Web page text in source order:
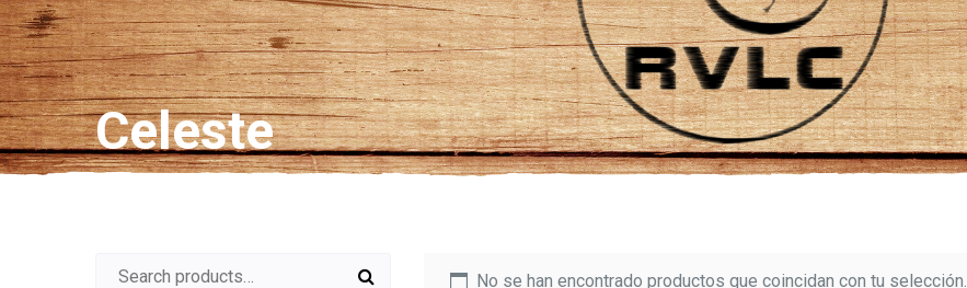
Celeste
No se han encontrado productos que coincidan con tu selección.
Search for: